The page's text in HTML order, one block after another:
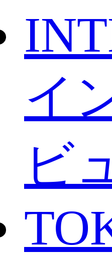
イ
ビ